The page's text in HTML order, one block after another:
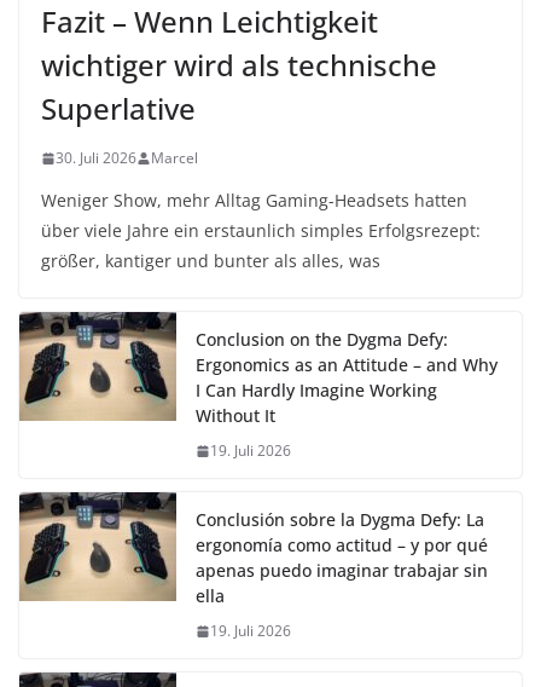
Fazit – Wenn Leichtigkeit
wichtiger wird als technische
Superlative
30. Juli 2026 Marcel
Weniger Show, mehr Alltag Gaming-Headsets hatten
über viele Jahre ein erstaunlich simples Erfolgsrezept:
größer, kantiger und bunter als alles, was
Conclusion on the Dygma Defy:
Ergonomics as an Attitude – and Why
I Can Hardly Imagine Working
Without It
19. Juli 2026
Conclusión sobre la Dygma Defy: La
ergonomía como actitud – y por qué
apenas puedo imaginar trabajar sin
ella
19. Juli 2026